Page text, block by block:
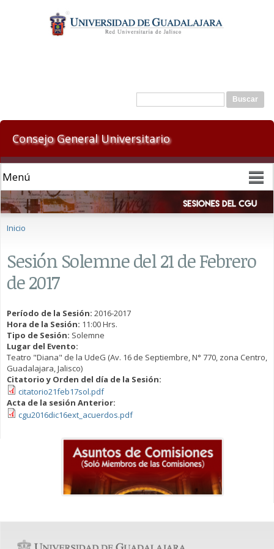
contenido
principal
Formulario de búsqueda
Buscar
Consejo General Universitario
Inicio
Sesión Solemne del 21 de Febrero
de 2017
Período de la Sesión: 2016-2017
Hora de la Sesión: 11:00 Hrs.
Tipo de Sesión: Solemne
Lugar del Evento:
Teatro "Diana" de la UdeG (Av. 16 de Septiembre, N° 770, zona Centro,
Guadalajara, Jalisco)
Citatorio y Orden del día de la Sesión:
citatorio21feb17sol.pdf
Acta de la sesión Anterior:
cgu2016dic16ext_acuerdos.pdf